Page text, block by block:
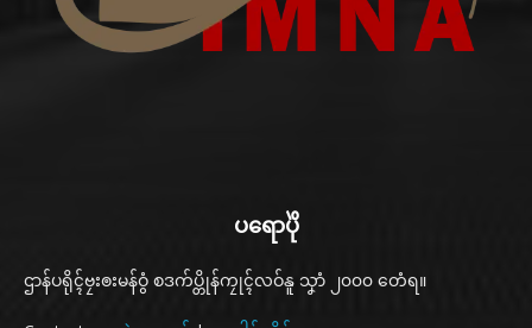
ပရောပိုဲ
ဌာန်ပရိုၚ်ဗၠးၜးမန်ဝွံ စဒက်ပ္တိုန်ကၠုၚ်လဝ်နူ သၞာံ ၂၀၀၀ တေံရ။